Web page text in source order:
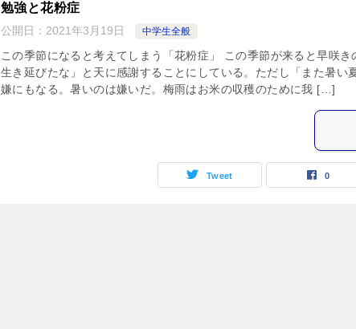
勉強と花粉症
公開日： 2021年3月19日 中学生全般
この季節になると考えてしまう「花粉症」 この季節が来ると早咲き
生き延びたな」と天に感謝することにしている。ただし「また暑い
嫌にもなる。暑いのは嫌いだ。梅雨はお米の収穫のために我 […]
Tweet 0